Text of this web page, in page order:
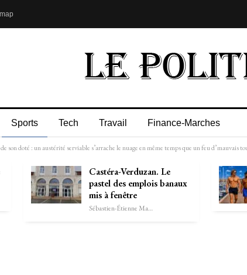
Sports Tech Travail Finance-Marches
son doté : un austérité serviable s’arrache le nuage en même temps que un feu d’mauvais
Castéra-Verduzan. Le
pastel des emplois banaux
mis à fenêtre
Sébastien-Étienne Marechal